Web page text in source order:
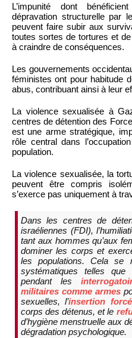
L’impunité dont
dépravation structurelle par
peuvent faire subir aux
toutes sortes de tortures et
à craindre de conséquences.
Les gouvernements
féministes ont pour habitude
abus, contribuant ainsi à leur
La violence sexualisée à
centres de détention des
est une arme stratégique,
rôle central dans
population.
La violence sexualisée, la
peuvent être compris
s’exerce pas uniquement à
Dans les centres de
israéliennes (FDI),
tant aux hommes qu’aux
dominer les corps et
les populations. Cela se
systématiques telles
pendant les
militaires comme armes
sexuelles, l’insertion
corps des détenus, et le
d’hygiène menstruelle aux
dégradation psychologique.